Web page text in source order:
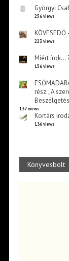
Györgyi
256 views
223 views
Miért írok…
156 views
rész: „A
137 views
Kortárs
136 views
Könyvesbolt